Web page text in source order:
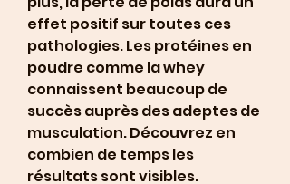
effet positif sur toutes ces
pathologies. Les protéines en
poudre comme la whey
connaissent beaucoup de
succès auprès des adeptes de
musculation. Découvrez en
combien de temps les
résultats sont visibles.